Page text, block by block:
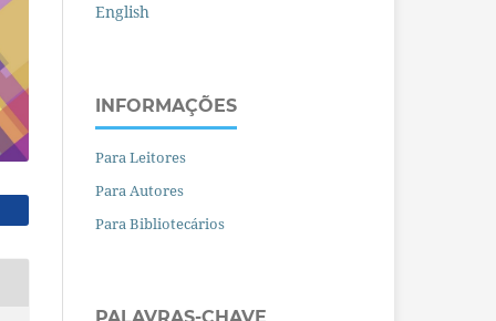
English
INFORMAÇÕES
Para Leitores
Para Autores
Para Bibliotecários